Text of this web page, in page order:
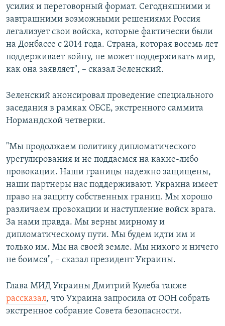
усилия и переговорный формат. Сегодняшними и
завтрашними возможными решениями Россия
легализует свои войска, которые фактически были
на Донбассе с 2014 года. Страна, которая восемь лет
поддерживает войну, не может поддерживать мир,
как она заявляет", – сказал Зеленский.
Зеленский анонсировал проведение специального
заседания в рамках ОБСЕ, экстренного саммита
Нормандской четверки.
"Мы продолжаем политику дипломатического
урегулирования и не поддаемся на какие-либо
провокации. Наши границы надежно защищены,
наши партнеры нас поддерживают. Украина имеет
право на защиту собственных границ. Мы хорошо
различаем провокации и наступление войск врага.
За нами правда. Мы верны мирному и
дипломатическому пути. Мы будем идти им и
только им. Мы на своей земле. Мы никого и ничего
не боимся", – сказал президент Украины.
Глава МИД Украины Дмитрий Кулеба также
рассказал, что Украина запросила от ООН собрать
экстренное собрание Совета безопасности.